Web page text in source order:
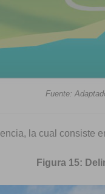
Fuente:
la cual consiste
Figura 15: